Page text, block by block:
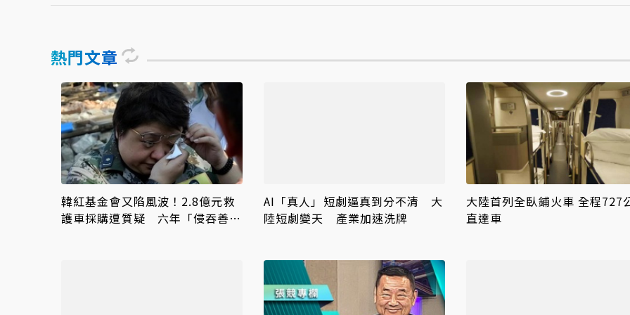
熱門文章
韓紅基金會又陷風波！2.8億元救
護車採購遭質疑 六年「侵吞善
AI「真人」短劇逼真到分不清 大
陸短劇變天 產業加速洗牌
大陸首列全臥鋪火車 全程727
直達車